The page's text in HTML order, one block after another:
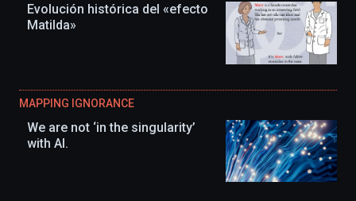
Evolución histórica del «efecto
Matilda»
MAPPING IGNORANCE
We are not ‘in the singularity’
with AI.